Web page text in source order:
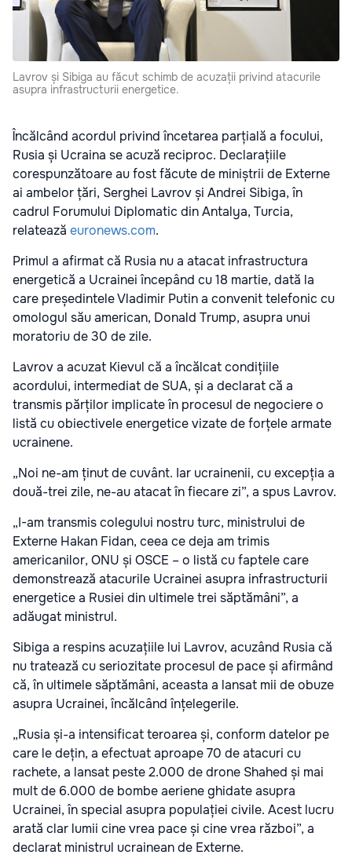
Lavrov și Sibiga au făcut schimb de acuzații privind atacurile
asupra infrastructurii energetice.
Încălcând acordul privind încetarea parțială a focului,
Rusia și Ucraina se acuză reciproc. Declarațiile
corespunzătoare au fost făcute de miniștrii de Externe
ai ambelor țări, Serghei Lavrov și Andrei Sibiga, în
cadrul Forumului Diplomatic din Antalya, Turcia,
relatează euronews.com.
Primul a afirmat că Rusia nu a atacat infrastructura
energetică a Ucrainei începând cu 18 martie, dată la
care președintele Vladimir Putin a convenit telefonic cu
omologul său american, Donald Trump, asupra unui
moratoriu de 30 de zile.
Lavrov a acuzat Kievul că a încălcat condițiile
acordului, intermediat de SUA, și a declarat că a
transmis părților implicate în procesul de negociere o
listă cu obiectivele energetice vizate de forțele armate
ucrainene.
„Noi ne-am ținut de cuvânt. Iar ucrainenii, cu excepția a
două-trei zile, ne-au atacat în fiecare zi”, a spus Lavrov.
„I-am transmis colegului nostru turc, ministrului de
Externe Hakan Fidan, ceea ce deja am trimis
americanilor, ONU și OSCE – o listă cu faptele care
demonstrează atacurile Ucrainei asupra infrastructurii
energetice a Rusiei din ultimele trei săptămâni”, a
adăugat ministrul.
Sibiga a respins acuzațiile lui Lavrov, acuzând Rusia că
nu tratează cu seriozitate procesul de pace și afirmând
că, în ultimele săptămâni, aceasta a lansat mii de obuze
asupra Ucrainei, încălcând înțelegerile.
„Rusia și-a intensificat teroarea și, conform datelor pe
care le dețin, a efectuat aproape 70 de atacuri cu
rachete, a lansat peste 2.000 de drone Shahed și mai
mult de 6.000 de bombe aeriene ghidate asupra
Ucrainei, în special asupra populației civile. Acest lucru
arată clar lumii cine vrea pace și cine vrea război”, a
declarat ministrul ucrainean de Externe.